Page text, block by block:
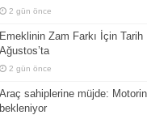
2 gün önce
Emeklinin Zam Farkı İçin
Ağustos’ta
2 gün önce
Araç sahiplerine müjde:
bekleniyor